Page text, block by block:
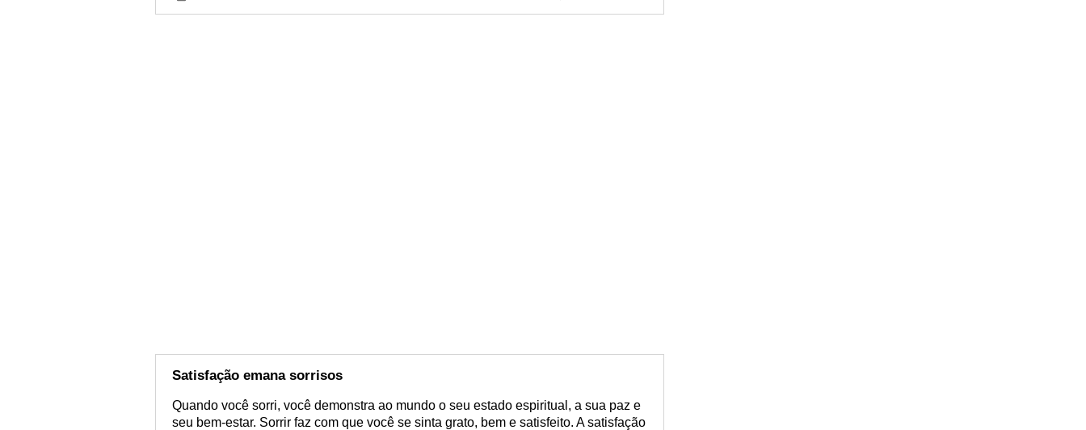
Satisfação emana sorrisos
Quando você sorri, você demonstra ao mundo o seu estado espiritual, a sua paz e
seu bem-estar. Sorrir faz com que você se sinta grato, bem e satisfeito. A satisfação